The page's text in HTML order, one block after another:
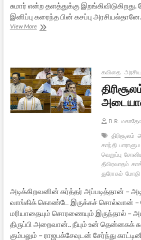
சுமார் என்ற தளத்துக்கு
இனிப்பு கரைந்த பின் கசப்பு அரசியல்தானே.
View Moreதங்கலான்
கவிதை
B.R.
திரிசூலம்
காந்தி
வெறுப்பு
தீவிரவாதம்
துரோகம் மோதி
அடிக்கிறவனின் கர்த்தர் அப்படித்தான் –
வாங்கிக் கொண்டே இருக்கச் சொல்வான் –
மரியாதையும் சொரணையும் இருந்தால் –
திருப்பி அறைவான்.. நீயும் உன் தென்னகக்
கும்பலும் – ராஜபக்சேவுடன் சேர்ந்து